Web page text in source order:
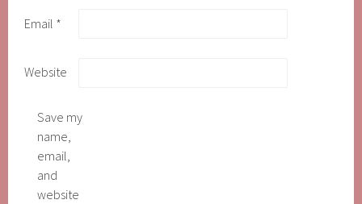
Email *
Website
Save my
name,
email,
and
website